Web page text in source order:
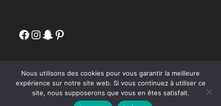
Les fans de mangas ont du style !
Copyright - WordPress Theme by OceanWP
Nous utilisons des cookies pour vous garantir la meilleure
expérience sur notre site web. Si vous continuez à utiliser ce
site, nous supposerons que vous en êtes satisfait.